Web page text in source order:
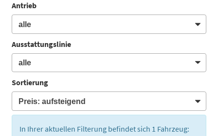
Antrieb
Ausstattungslinie
Sortierung
In Ihrer aktuellen Filterung befindet sich 1 Fahrzeug: